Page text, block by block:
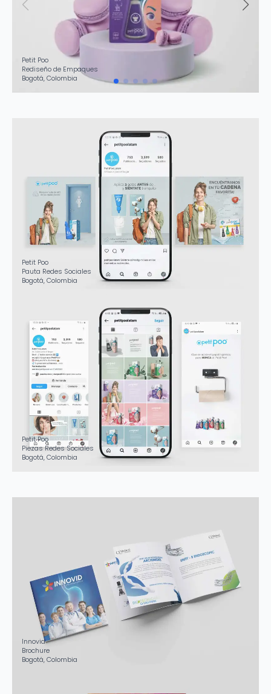
Petit Poo
Rediseño de Empaques
Bogotá, Colombia
Petit Poo
Pauta Redes Sociales
Bogotá, Colombia
Petit Poo
Piezas Redes Sociales
Bogotá, Colombia
Innovid
Brochure
Bogotá, Colombia